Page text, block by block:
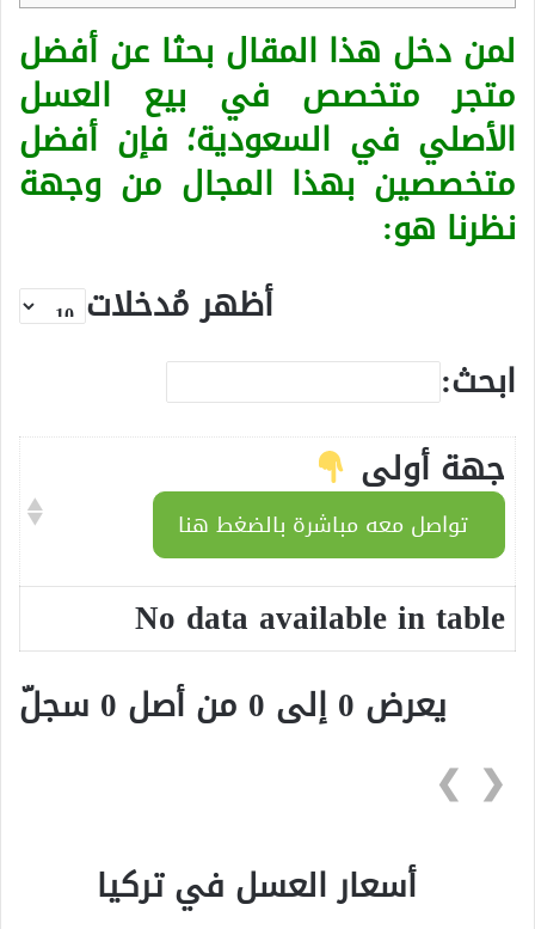
لمن دخل هذا المقال بحثا عن أفضل
متجر متخصص في بيع العسل
الأصلي في السعودية؛ فإن أفضل
متخصصين بهذا المجال من وجهة
نظرنا هو:
أظهر مُدخلات
ابحث:
جهة أولى
تواصل معه مباشرة بالضغط هنا
No data available in table
يعرض 0 إلى 0 من أصل 0 سجلّ
❮
❯
أسعار العسل في تركيا